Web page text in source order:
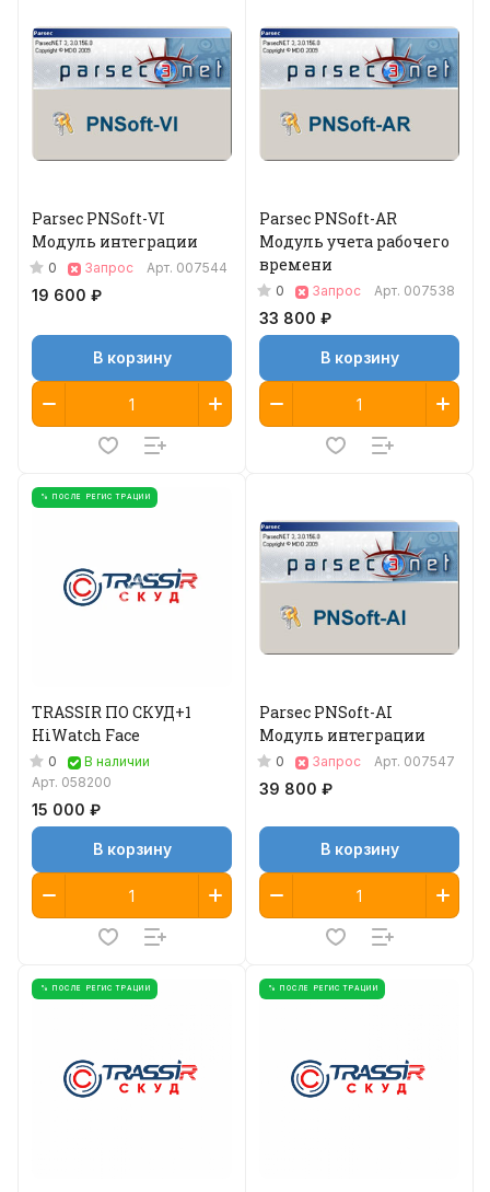
Parsec PNSoft-VI
Модуль интеграции
0 Запрос Арт. 007544
19 600 ₽
В корзину
Parsec PNSoft-AR
Модуль учета рабочего
времени
0 Запрос Арт. 007538
33 800 ₽
В корзину
% ПОСЛЕ РЕГИСТРАЦИИ
TRASSIR ПО СКУД+1
HiWatch Face
0
В наличии
Арт. 058200
15 000 ₽
В корзину
Parsec PNSoft-AI
Модуль интеграции
0 Запрос Арт. 007547
39 800 ₽
В корзину
% ПОСЛЕ РЕГИСТРАЦИИ % ПОСЛЕ РЕГИСТРАЦИИ